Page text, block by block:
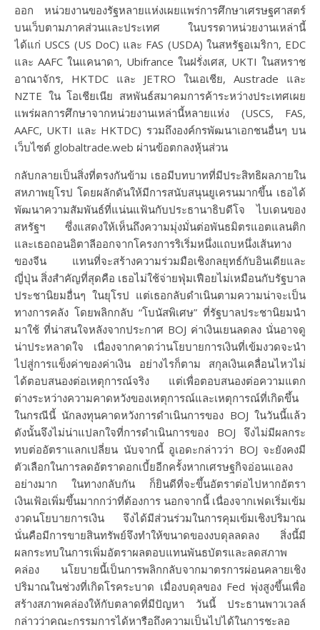
ออก หน่วยงานของรัฐหลายแห่งเผยแพร่การศึกษาเศรษฐศาสตร์
บนเว็บตามภาคส่วนและประเทศ ในบรรดาหน่วยงานเหล่านี้
ได้แก่ USCS (US DoC) และ FAS (USDA) ในสหรัฐอเมริกา, EDC
และ AAFC ในแคนาดา, Ubifrance ในฝรั่งเศส, UKTI ในสหราช
อาณาจักร, HKTDC และ JETRO ในเอเชีย, Austrade และ
NZTE ใน โอเชียเนีย สหพันธ์สมาคมการค้าระหว่างประเทศเผย
แพร่ผลการศึกษาจากหน่วยงานเหล่านี้หลายแห่ง (USCS, FAS,
AAFC, UKTI และ HKTDC) รวมถึงองค์กรพัฒนาเอกชนอื่นๆ บน
เว็บไซต์ globaltrade.web ผ่านข้อตกลงหุ้นส่วน
กลับกลายเป็นสิ่งที่ตรงกันข้าม เธอมีบทบาทที่มีประสิทธิผลภายใน
สหภาพยุโรป โดยผลักดันให้มีการสนับสนุนยูเครนมากขึ้น เธอได้
พัฒนาความสัมพันธ์ที่แน่นแฟ้นกับประธานาธิบดีโจ ไบเดนของ
สหรัฐฯ ซึ่งแสดงให้เห็นถึงความมุ่งมั่นต่อพันธมิตรแอตแลนติก
และเธอถอนอิตาลีออกจากโครงการริเริ่มหนึ่งแถบหนึ่งเส้นทาง
ของจีน แทนที่จะสร้างความร่วมมือเชิงกลยุทธ์กับอินเดียและ
ญี่ปุ่น สิ่งสำคัญที่สุดคือ เธอไม่ใช้จ่ายฟุ่มเฟือยไม่เหมือนกับรัฐบาล
ประชานิยมอื่นๆ ในยุโรป แต่เธอกลับดำเนินตามความน่าจะเป็น
ทางการคลัง โดยพลิกกลับ “โบนัสพิเศษ” ที่รัฐบาลประชานิยมนำ
มาใช้ ที่น่าสนใจหลังจากประกาศ BOJ ค่าเงินเยนลดลง นั่นอาจดู
น่าประหลาดใจ เนื่องจากคาดว่านโยบายการเงินที่เข้มงวดจะนำ
ไปสู่การแข็งค่าของค่าเงิน อย่างไรก็ตาม สกุลเงินเคลื่อนไหวไม่
ได้ตอบสนองต่อเหตุการณ์จริง แต่เพื่อตอบสนองต่อความแตก
ต่างระหว่างความคาดหวังของเหตุการณ์และเหตุการณ์ที่เกิดขึ้น
ในกรณีนี้ นักลงทุนคาดหวังการดำเนินการของ BOJ ในวันนี้แล้ว
ดังนั้นจึงไม่น่าแปลกใจที่การดำเนินการของ BOJ จึงไม่มีผลกระ
ทบต่ออัตราแลกเปลี่ยน นับจากนี้ อูเอดะกล่าวว่า BOJ จะยังคงมี
ตัวเลือกในการลดอัตราดอกเบี้ยอีกครั้งหากเศรษฐกิจอ่อนแอลง
อย่างมาก ในทางกลับกัน ก็ยินดีที่จะขึ้นอัตราต่อไปหากอัตรา
เงินเฟ้อเพิ่มขึ้นมากกว่าที่ต้องการ นอกจากนี้ เนื่องจากเฟดเริ่มเข้ม
งวดนโยบายการเงิน จึงได้มีส่วนร่วมในการคุมเข้มเชิงปริมาณ
นั่นคือมีการขายสินทรัพย์จึงทำให้ขนาดของงบดุลลดลง สิ่งนี้มี
ผลกระทบในการเพิ่มอัตราผลตอบแทนพันธบัตรและลดสภาพ
คล่อง นโยบายนี้เป็นการพลิกกลับจากมาตรการผ่อนคลายเชิง
ปริมาณในช่วงที่เกิดโรคระบาด เมื่องบดุลของ Fed พุ่งสูงขึ้นเพื่อ
สร้างสภาพคล่องให้กับตลาดที่มีปัญหา วันนี้ ประธานพาวเวลล์
กล่าวว่าคณะกรรมการได้หารือถึงความเป็นไปได้ในการชะลอ